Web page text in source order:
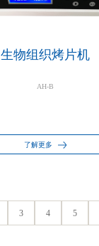
生物组织烤片机
AH-B
了解更多
3 4 5